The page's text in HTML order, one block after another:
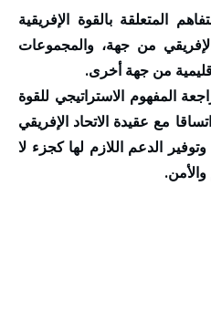
المتعلقة بالقوة الإفريقية
من جهة، والمجموعات
من جهة أخرى.
المفهوم الاستراتيجي للقوة
مع عقيدة الاتحاد الإفريقي
الدعم اللازم لها كجزء لا
والأمن.